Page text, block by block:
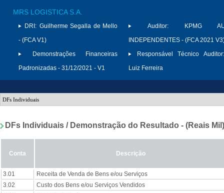
MRS LOGISTICA S.A.
DRI: Guilherme Segalla de Mello
- (FCA V1)
Demonstrações Financeiras
Padronizadas - 31/12/2021 - V1
Auditor:
KPMG
INDEPENDENTES - (FCA 2021
Responsável Técnico Auditor:
Luiz Ferreira